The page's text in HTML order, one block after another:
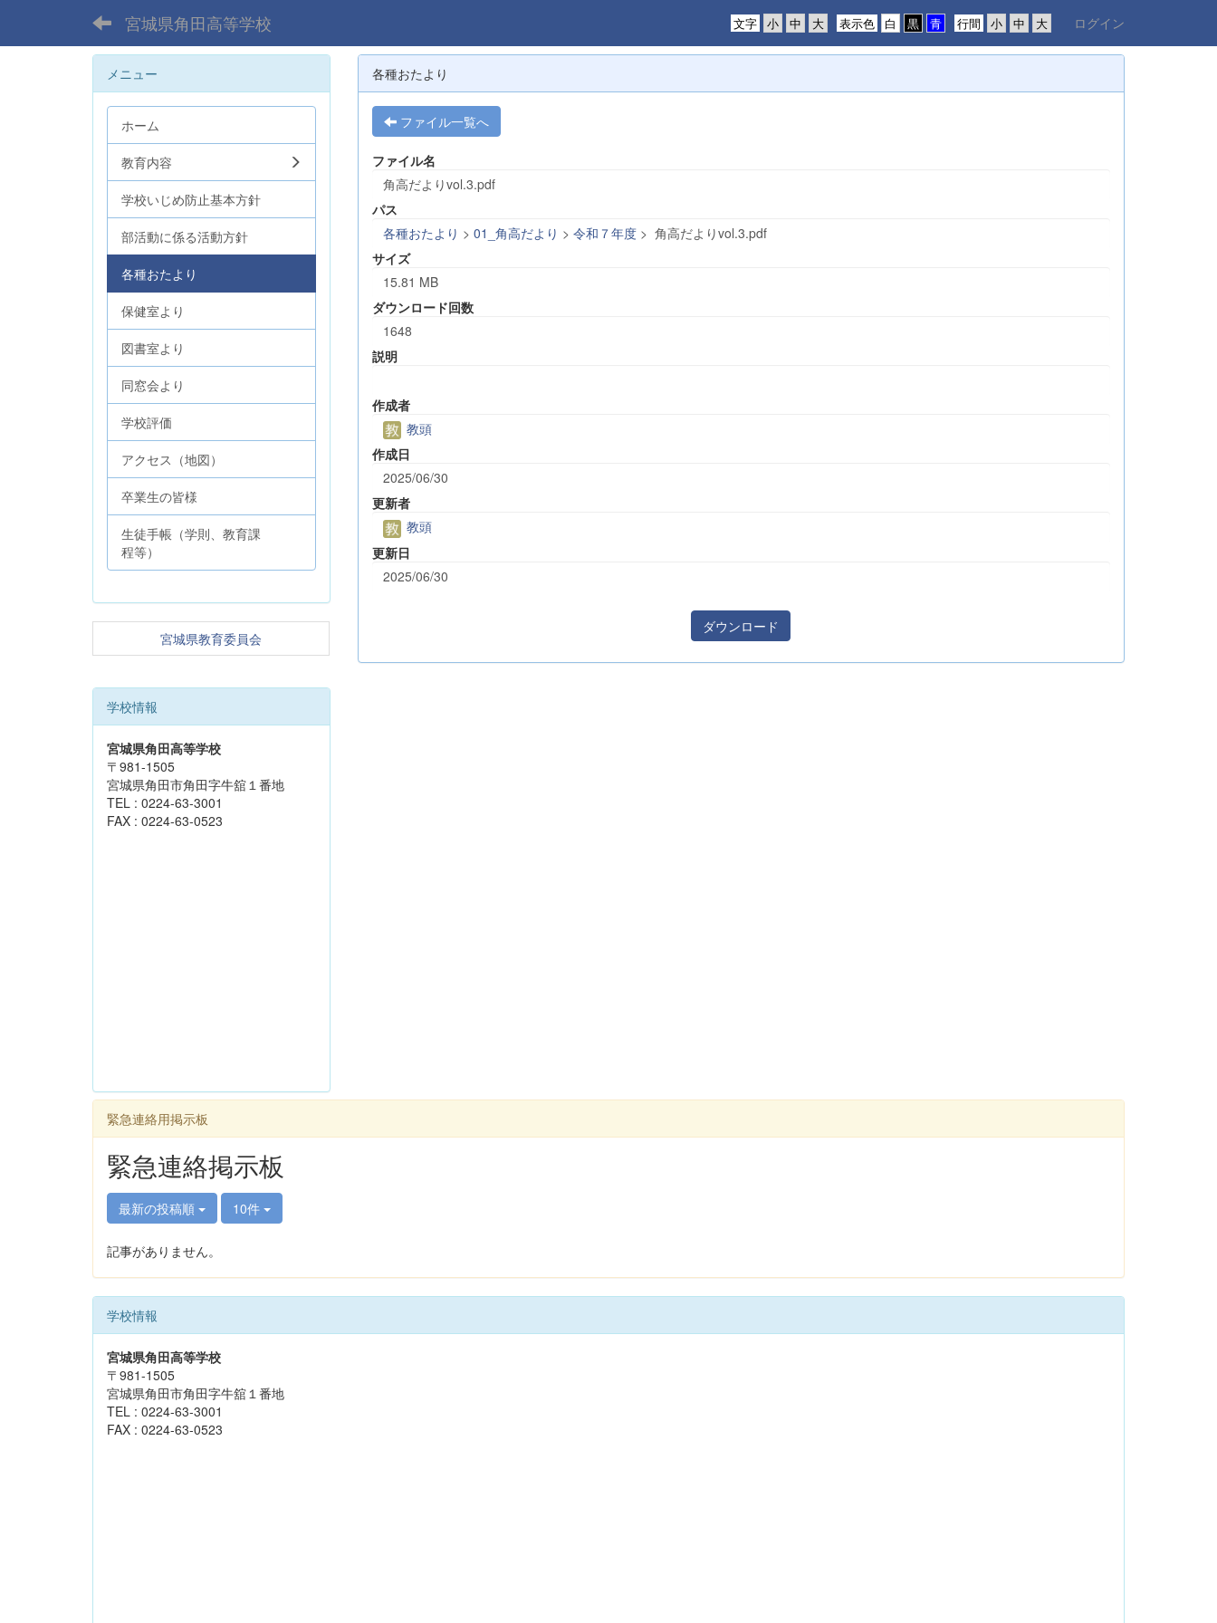
宮城県角田高等学校 行間
表示色
文字 ログイン
各種おたより
ファイル一覧へ
ファイル名
角高だよりvol.3.pdf
パス
各種おたより > 01_角高だより > 令和７年度> 角高だよりvol.3.pdf
サイズ
15.81 MB
ダウンロード回数
1648
説明
作成者
教頭
作成日
2025/06/30
更新者
教頭
更新日
2025/06/30
ダウンロード
メニュー
ホーム
教育内容
学校いじめ防止基本方針
部活動に係る活動方針
各種おたより
保健室より
図書室より
同窓会より
学校評価
アクセス（地図）
卒業生の皆様
生徒手帳（学則、教育課
程等）
宮城県教育委員会
学校情報
宮城県角田高等学校
〒981-1505
宮城県角田市角田字牛舘１番地
TEL : 0224-63-3001
FAX : 0224-63-0523
緊急連絡用掲示板
緊急連絡掲示板
最新の投稿順 10件
記事がありません。
学校情報
宮城県角田高等学校
〒981-1505
宮城県角田市角田字牛舘１番地
TEL : 0224-63-3001
FAX : 0224-63-0523